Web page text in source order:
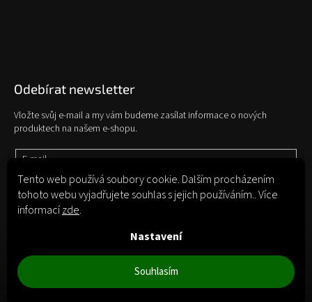
Tento web používá soubory cookie. Dalším procházením
tohoto webu vyjadřujete souhlas s jejich používáním.. Více
informacízde.
Nastavení
Souhlasím
Odebírat newsletter
Vložte svůj e-mail a my vám budeme zasílat informace o nových
produktech na našem e-shopu.
E-mail
Vložením e-mailu souhlasíte spodmínkami ochrany osobních údajů